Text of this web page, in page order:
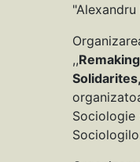
"Alexandru
,,
Sociologie